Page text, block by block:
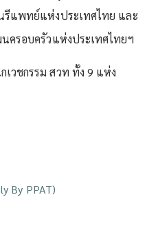
รีแพทย์แห่งประเทศไทย และ
ครอบครัวแห่งประเทศไทยฯ
เวชกรรม สวท ทั้ง 9 แห่ง
By PPAT)